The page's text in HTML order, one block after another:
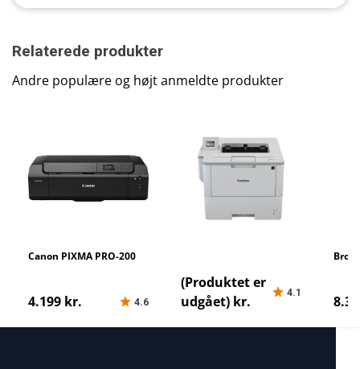
Relaterede produkter
Andre populære og højt anmeldte produkter
Canon PIXMA PRO-200
printere
4.199 kr. 4.6
printer-test-de-bedste-
printere
(Produktet er
udgået) kr.
4.1